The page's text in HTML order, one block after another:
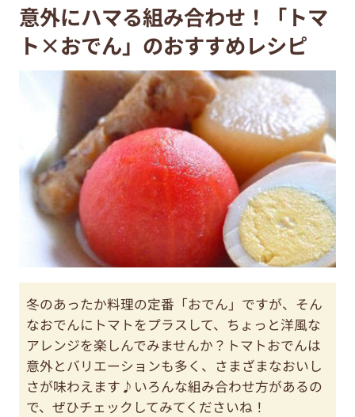
意外にハマる組み合わせ！「トマ
ト×おでん」のおすすめレシピ
冬のあったか料理の定番「おでん」ですが、そん
なおでんにトマトをプラスして、ちょっと洋風な
アレンジを楽しんでみませんか？トマトおでんは
意外とバリエーションも多く、さまざまなおいし
さが味わえます♪いろんな組み合わせ方があるの
で、ぜひチェックしてみてくださいね！